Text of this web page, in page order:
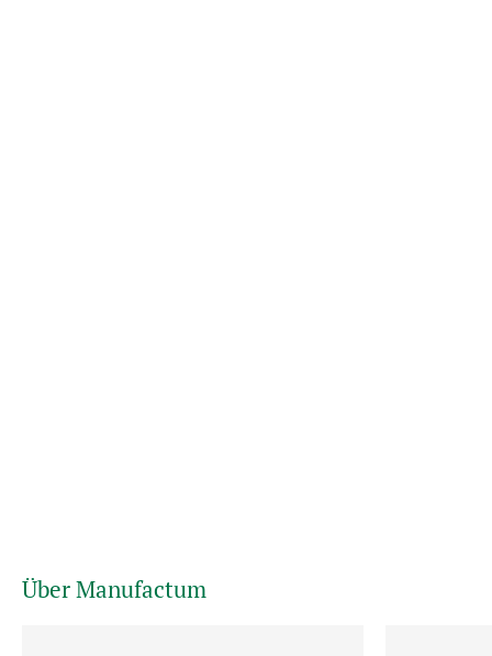
Über Manufactum